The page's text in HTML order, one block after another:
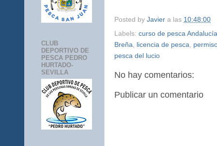
Posted by Javier a las 10:48:00
Labels: curso de pesca Andalucía
Breña
licencia de pesca
pesca del lucio
No hay comentarios:
Publicar un comentario
CLUB
DEPORTIVO DE
PESCA PEDRO
HURTADO-
SEVILLA